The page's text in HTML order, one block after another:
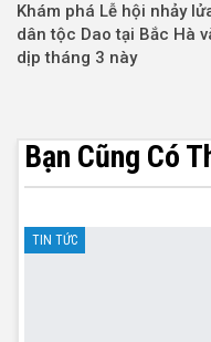
Khám phá Lễ hội nhảy
dân tộc Dao tại Bắc Hà
dịp tháng 3 này
Bạn Cũng Có
TIN TỨC